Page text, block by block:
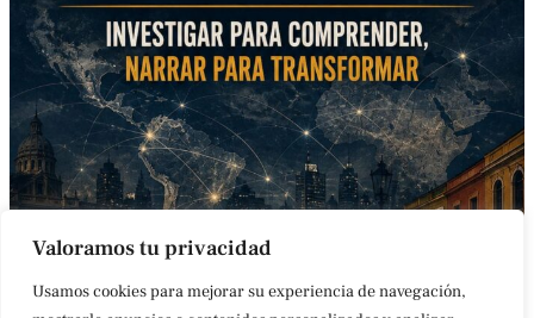
Valoramos tu privacidad
Usamos cookies para mejorar su experiencia de navegación,